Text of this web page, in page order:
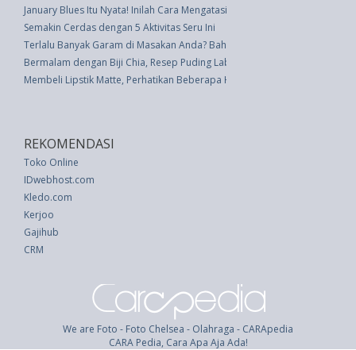
January Blues Itu Nyata! Inilah Cara Mengatasinya
Semakin Cerdas dengan 5 Aktivitas Seru Ini
Terlalu Banyak Garam di Masakan Anda? Bahan Pokok Dapur Ini
Bermalam dengan Biji Chia, Resep Puding Labu
Membeli Lipstik Matte, Perhatikan Beberapa Hal Berikut Ini
REKOMENDASI
Toko Online
IDwebhost.com
Kledo.com
Kerjoo
Gajihub
CRM
We are Foto - Foto Chelsea - Olahraga - CARApedia
CARA Pedia, Cara Apa Aja Ada!